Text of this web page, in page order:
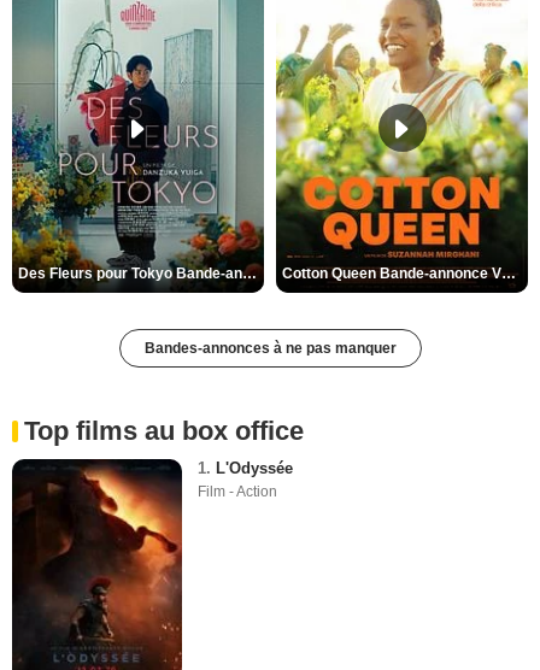
Des Fleurs pour Tokyo Bande-annonce VO STFR Cotton Queen Bande-annonce VO STFR
Bandes-annonces à ne pas manquer
Top films au box office
1. L'Odyssée
Film - Action